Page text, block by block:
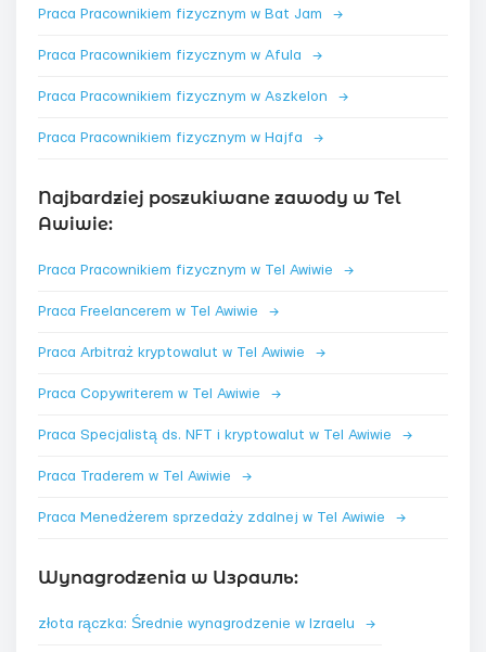
Praca Pracownikiem fizycznym w Bat Jam →
Praca Pracownikiem fizycznym w Afula →
Praca Pracownikiem fizycznym w Aszkelon →
Praca Pracownikiem fizycznym w Hajfa →
Najbardziej poszukiwane zawody w Tel
Awiwie:
Praca Pracownikiem fizycznym w Tel Awiwie →
Praca Freelancerem w Tel Awiwie →
Praca Arbitraż kryptowalut w Tel Awiwie →
Praca Copywriterem w Tel Awiwie →
Praca Specjalistą ds. NFT i kryptowalut w Tel Awiwie →
Praca Traderem w Tel Awiwie →
Praca Menedżerem sprzedaży zdalnej w Tel Awiwie →
Wynagrodzenia w Израиль:
złota rączka: Średnie wynagrodzenie w Izraelu →